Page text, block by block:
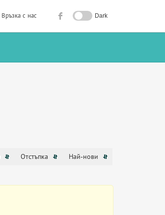
Връзка с нас Dark
Отстъпка Най-нови